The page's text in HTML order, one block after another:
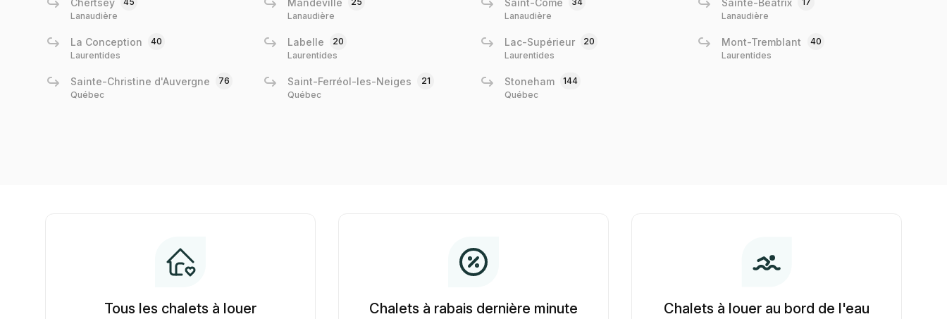
Chertsey
Lanaudière
Mandeville
Lanaudière
Saint-Côme
Lanaudière
Sainte-Béatrix
Lanaudière
La Conception
40
Laurentides
Labelle
20
Laurentides
Lac-Supérieur
20
Laurentides
Mont-Tremblant
40
Laurentides
Sainte-Christine d'Auvergne
76
Québec
Saint-Ferréol-les-Neiges
21
Québec
Stoneham
144
Québec
Tous les chalets à louer Chalets à rabais dernière minute Chalets à louer au bord de l'eau